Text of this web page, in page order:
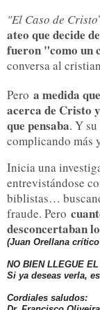
"El Caso de Cristo
ateo que decide
fueron "como un
conversa al
Pero a medida
acerca de Cristo
que pensaba. Y
complicando más
Inicia una
entrevistándose
biblistas…
fraude. Pero
desconcertaban
(Juan Orellana
NO BIEN LLEGUE
Si ya deseas verla,
Cordiales saludos: